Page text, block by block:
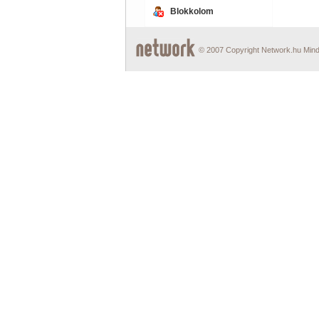
Blokkolom
© 2007 Copyright Network.hu